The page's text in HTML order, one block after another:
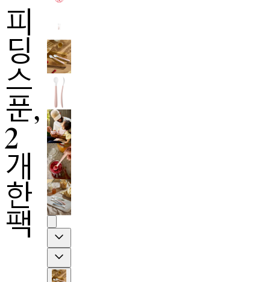
피
딩
스
푼,
2
개
한
팩